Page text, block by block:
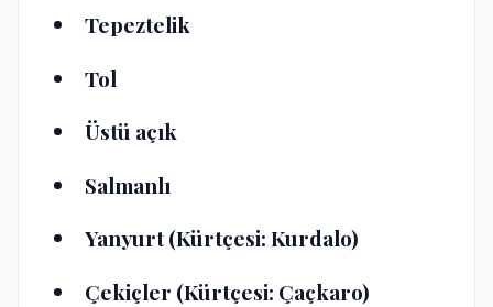
Tepeztelik
Tol
Üstü açık
Salmanlı
Yanyurt (Kürtçesi: Kurdalo)
Çekiçler (Kürtçesi: Çaçkaro)